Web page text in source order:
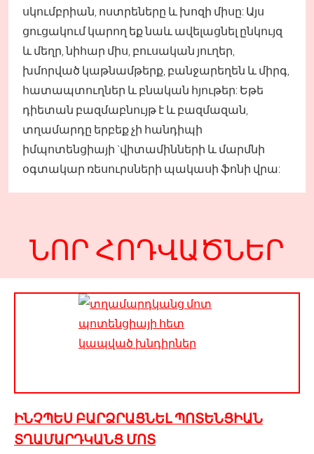
սկումբրիան, ոստրեները և խոզի միսը: Այս
ցուցակում կարող եք նաև ավելացնել ընկույզ
և մեղր, նիհար միս, բուսական յուղեր,
խմորված կաթնամթերք, բանջարեղեն և միրգ,
հատապտուղներ և բնական հյութեր: Եթե
դիետան բազմաբնույթ է և բազմազան,
տղամարդը երբեք չի հանդիպի
իմպոտենցիայի `վիտամինների և մարմնի
օգտակար ռեսուրսների պակասի ֆոնի վրա:
ՆՈՐ ՀՈԴՎԱԾՆԵՐ
ԻՆՉՊԵՍ ԲԱՐՁՐԱՑՆԵԼ ՊՈՏԵՆՑԻԱՆ
ՏՂԱՄԱՐԴԿԱՆՑ ՄՈՏ